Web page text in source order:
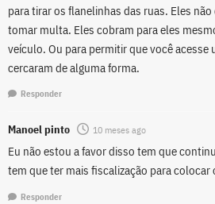
para tirar os flanelinhas das ruas. Eles
tomar multa. Eles cobram para eles
veículo. Ou para permitir que você acesse
cercaram de alguma forma.
Responder
Manoel pinto 10 meses ago
Eu não estou a favor disso tem que
tem que ter mais fiscalização para colocar
Responder